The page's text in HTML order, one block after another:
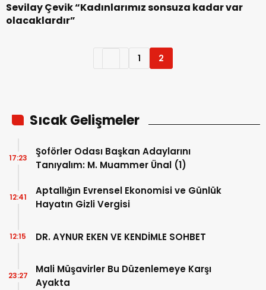
Sevilay Çevik “Kadınlarımız sonsuza kadar var
olacaklardır”
1 2
Sıcak Gelişmeler
Şoförler Odası Başkan Adaylarını
Tanıyalım: M. Muammer Ünal (1)
17:23
Aptallığın Evrensel Ekonomisi ve Günlük
Hayatın Gizli Vergisi
12:41
DR. AYNUR EKEN VE KENDİMLE SOHBET
12:15
Mali Müşavirler Bu Düzenlemeye Karşı
Ayakta
23:27